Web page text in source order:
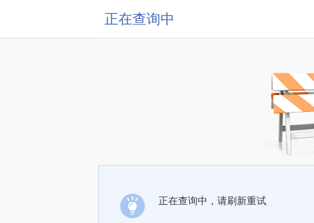
正在查询中
正在查询中，请刷新重试